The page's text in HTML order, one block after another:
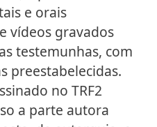
e orais
vídeos gravados
testemunhas, com
preestabelecidas.
no TRF2
a parte autora